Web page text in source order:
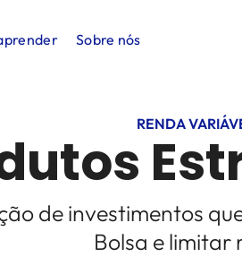
Sobre nós
RENDA
de investimentos
Bolsa e limitar